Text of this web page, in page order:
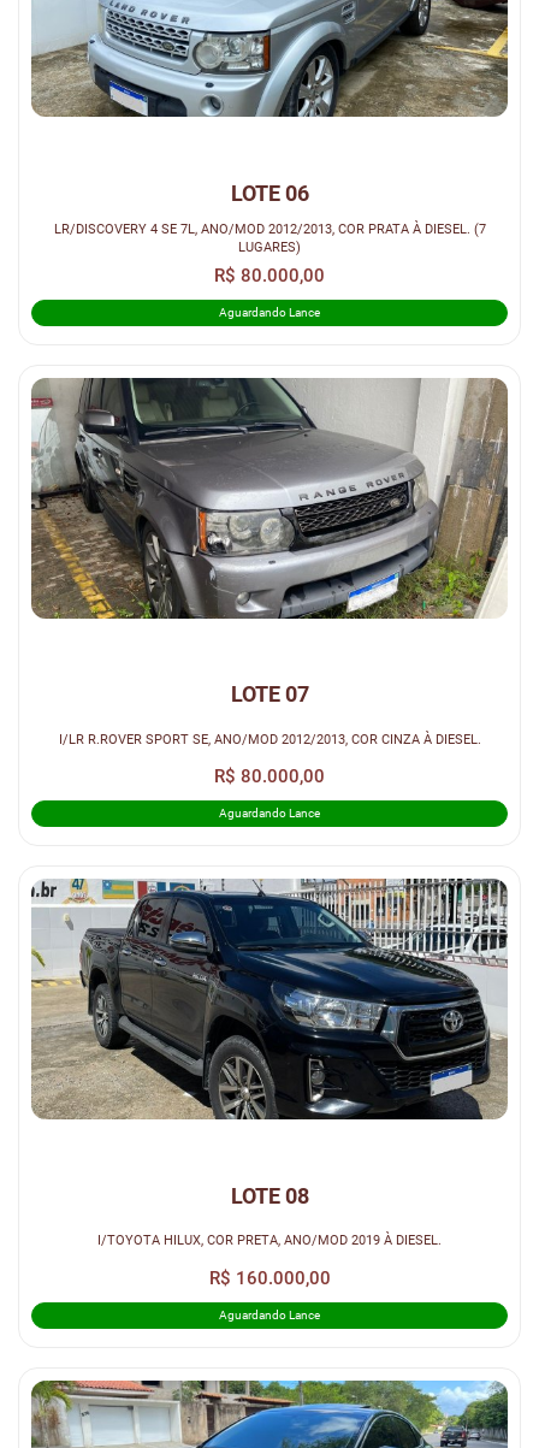
LOTE 06
LR/DISCOVERY 4 SE 7L, ANO/MOD 2012/2013, COR PRATA À DIESEL. (7
LUGARES)
R$ 80.000,00
Aguardando Lance
LOTE 07
I/LR R.ROVER SPORT SE, ANO/MOD 2012/2013, COR CINZA À DIESEL.
R$ 80.000,00
Aguardando Lance
LOTE 08
I/TOYOTA HILUX, COR PRETA, ANO/MOD 2019 À DIESEL.
R$ 160.000,00
Aguardando Lance